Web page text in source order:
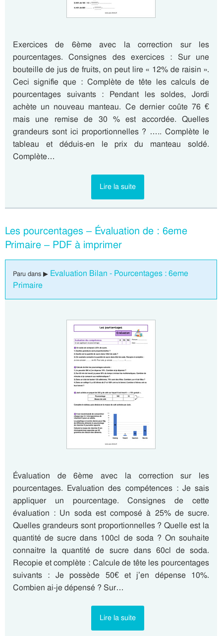
Exercices de 6ème avec la correction sur les
pourcentages. Consignes des exercices : Sur une
bouteille de jus de fruits, on peut lire « 12% de raisin ».
Ceci signifie que : Complète de tête les calculs de
pourcentages suivants : Pendant les soldes, Jordi
achète un nouveau manteau. Ce dernier coûte 76 €
mais une remise de 30 % est accordée. Quelles
grandeurs sont ici proportionnelles ? ….. Complète le
tableau et déduis-en le prix du manteau soldé.
Complète…
Lire la suite
Les pourcentages – Évaluation de : 6eme
Primaire – PDF à imprimer
Paru dans ▶ Evaluation Bilan - Pourcentages : 6eme
Primaire
Évaluation de 6ème avec la correction sur les
pourcentages. Evaluation des compétences : Je sais
appliquer un pourcentage. Consignes de cette
évaluation : Un soda est composé à 25% de sucre.
Quelles grandeurs sont proportionnelles ? Quelle est la
quantité de sucre dans 100cl de soda ? On souhaite
connaitre la quantité de sucre dans 60cl de soda.
Recopie et complète : Calcule de tête les pourcentages
suivants : Je possède 50€ et j’en dépense 10%.
Combien ai-je dépensé ? Sur…
Lire la suite